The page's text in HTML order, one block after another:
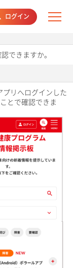
ログイン
できますか。
リへログインした
とで確認できま